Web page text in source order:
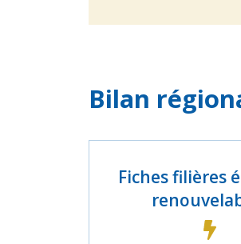
Bilan
Fiches filières